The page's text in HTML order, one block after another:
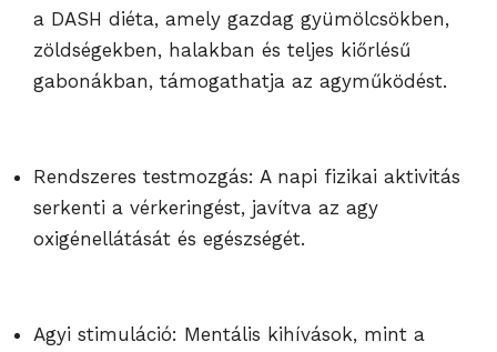
a DASH diéta, amely gazdag gyümölcsökben,
zöldségekben, halakban és teljes kiőrlésű
gabonákban, támogathatja az agyműködést.
Rendszeres testmozgás: A napi fizikai aktivitás
serkenti a vérkeringést, javítva az agy
oxigénellátását és egészségét.
Agyi stimuláció: Mentális kihívások, mint a